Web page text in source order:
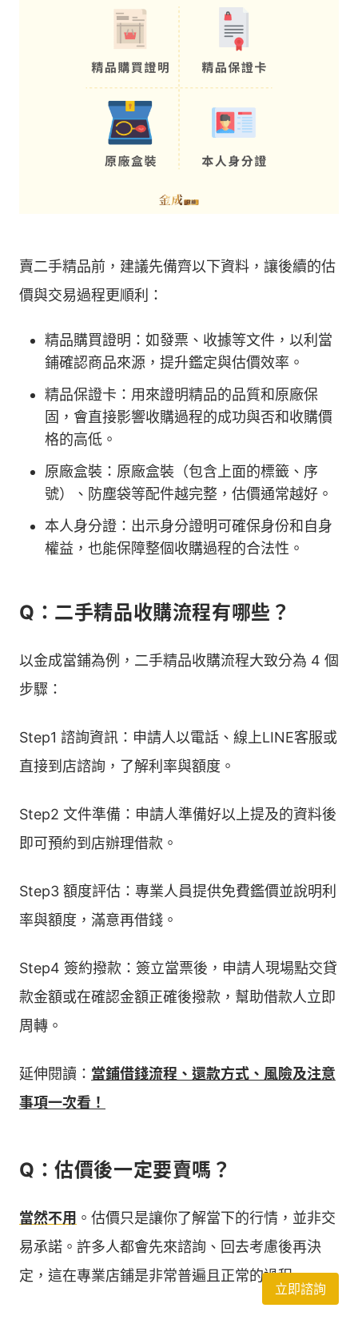
賣二手精品前，建議先備齊以下資料，讓後續的估
價與交易過程更順利：
精品購買證明：如發票、收據等文件，以利當
鋪確認商品來源，提升鑑定與估價效率。
精品保證卡：用來證明精品的品質和原廠保
固，會直接影響收購過程的成功與否和收購價
格的高低。
原廠盒裝：原廠盒裝（包含上面的標籤、序
號）、防塵袋等配件越完整，估價通常越好。
本人身分證：出示身分證明可確保身份和自身
權益，也能保障整個收購過程的合法性。
Q：二手精品收購流程有哪些？
以金成當鋪為例，二手精品收購流程大致分為 4 個
步驟：
Step1 諮詢資訊：申請人以電話、線上LINE客服或
直接到店諮詢，了解利率與額度。
Step2 文件準備：申請人準備好以上提及的資料後
即可預約到店辦理借款。
Step3 額度評估：專業人員提供免費鑑價並說明利
率與額度，滿意再借錢。
Step4 簽約撥款：簽立當票後，申請人現場點交貸
款金額或在確認金額正確後撥款，幫助借款人立即
周轉。
延伸閱讀： 當鋪借錢流程、還款方式、風險及注意
事項一次看！
Q：估價後一定要賣嗎？
當然不用 。估價只是讓你了解當下的行情，並非交
易承諾。許多人都會先來諮詢、回去考慮後再決
定，這在專業店鋪是非常普遍且正常的過程。
立即諮詢